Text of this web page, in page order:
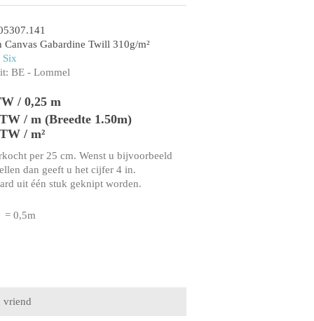
Canvas Gabardine Twill 310g/m²
Six
BE - Lommel
/ 0,25 m
/ m (Breedte 1.50m)
/ m²
per 25 cm. Wenst u bijvoorbeeld
dan geeft u het cijfer 4 in.
uit één stuk geknipt worden.
= 0,5m